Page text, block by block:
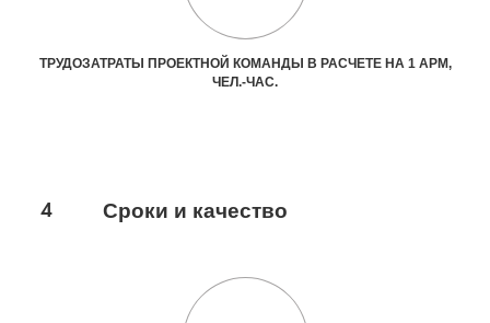
ТРУДОЗАТРАТЫ ПРОЕКТНОЙ КОМАНДЫ В РАСЧЕТЕ НА 1 АРМ,
ЧЕЛ.-ЧАС.
4 Сроки и качество